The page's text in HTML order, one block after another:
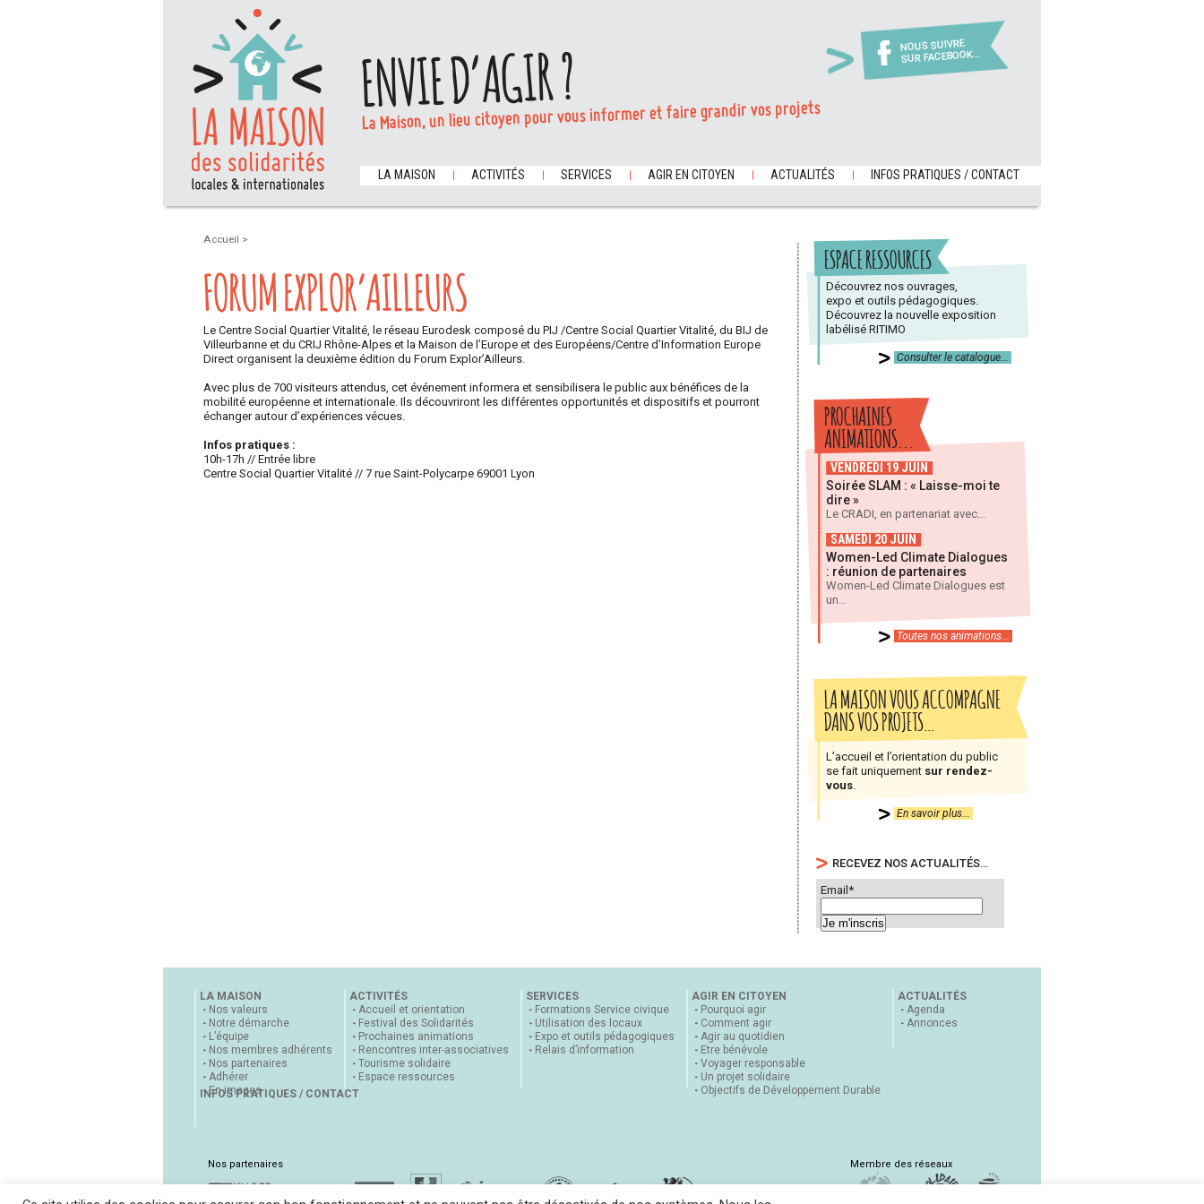
NOUS SUIVRE
SUR FACEBOOK...
ENVIE D’AGIR ?
La Maison, un lieu citoyen pour vous informer et faire grandir vos projets
LA MAISON ACTIVITÉS SERVICES AGIR EN CITOYEN ACTUALITÉS INFOS PRATIQUES / CONTACT
Accueil >
FORUM EXPLOR’AILLEURS
Le Centre Social Quartier Vitalité, le réseau Eurodesk composé du PIJ /Centre Social Quartier Vitalité, du BIJ de
Villeurbanne et du CRIJ Rhône-Alpes et la Maison de l’Europe et des Européens/Centre d’Information Europe
Direct organisent la deuxième édition du Forum Explor’Ailleurs.
Avec plus de 700 visiteurs attendus, cet événement informera et sensibilisera le public aux bénéfices de la
mobilité européenne et internationale. Ils découvriront les différentes opportunités et dispositifs et pourront
échanger autour d’expériences vécues.
Infos pratiques :
10h-17h // Entrée libre
Centre Social Quartier Vitalité // 7 rue Saint-Polycarpe 69001 Lyon
ESPACE RESSOURCES
Découvrez nos ouvrages,
expo et outils pédagogiques.
Découvrez la nouvelle exposition
labélisé RITIMO
Consulter le catalogue...
PROCHAINES
ANIMATIONS...
VENDREDI 19 JUIN
Soirée SLAM : « Laisse-moi te
dire »
Le CRADI, en partenariat avec...
SAMEDI 20 JUIN
Women-Led Climate Dialogues
: réunion de partenaires
Women-Led Climate Dialogues est
un...
Toutes nos animations...
LA MAISON VOUS ACCOMPAGNE
DANS VOS PROJETS…
L’accueil et l’orientation du public
se fait uniquement sur rendez-
vous
En savoir plus...
RECEVEZ NOS ACTUALITÉS…
Email*
LA MAISON
Nos valeurs
Notre démarche
L’équipe
Nos membres adhérents
Nos partenaires
Adhérer
En images
ACTIVITÉS
Accueil et orientation
Festival des Solidarités
Prochaines animations
Rencontres inter-associatives
Tourisme solidaire
Espace ressources
SERVICES
Formations Service civique
Utilisation des locaux
Expo et outils pédagogiques
Relais d’information
AGIR EN CITOYEN
Pourquoi agir
Comment agir
Agir au quotidien
Etre bénévole
Voyager responsable
Un projet solidaire
Objectifs de Développement Durable
ACTUALITÉS
Agenda
Annonces
INFOS PRATIQUES / CONTACT
Nos partenaires Membre des réseaux